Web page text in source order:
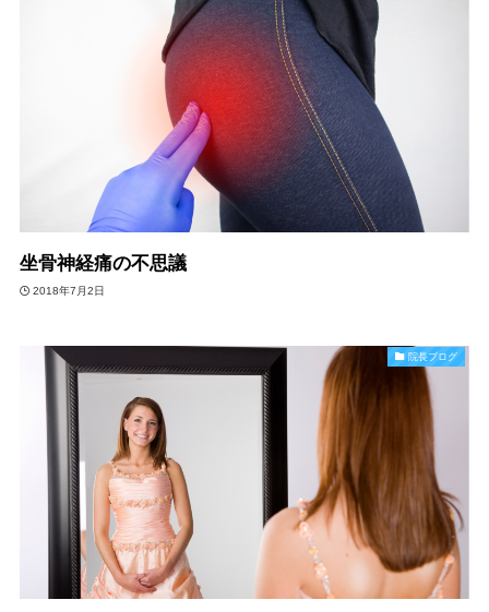
坐骨神経痛の不思議
2018年7月2日
院長ブログ